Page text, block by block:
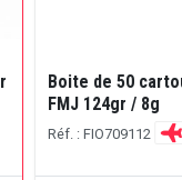
Boite de 50
FMJ 124gr / 8g
Réf. : FIO709112